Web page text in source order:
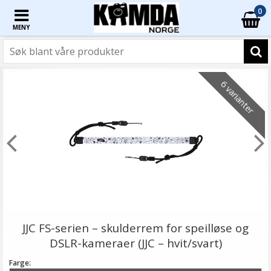
MENY
0
6 varianter
JJC FS-serien – skulderrem for speilløse og
DSLR-kameraer (JJC – hvit/svart)
Farge: